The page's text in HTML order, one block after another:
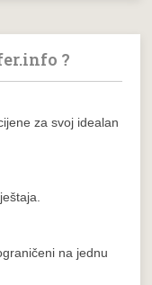
?
za svoj idealan
na jednu